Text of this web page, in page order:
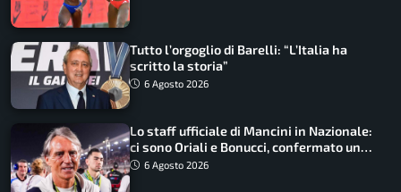
Tutto l’orgoglio di Barelli: “L’Italia ha
scritto la storia”
6 Agosto 2026
Lo staff ufficiale di Mancini in Nazionale:
ci sono Oriali e Bonucci, confermato un
ritorno
6 Agosto 2026